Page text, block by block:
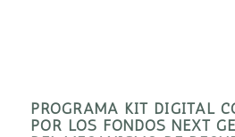
PROGRAMA KIT DIGITAL
POR LOS FONDOS NEXT